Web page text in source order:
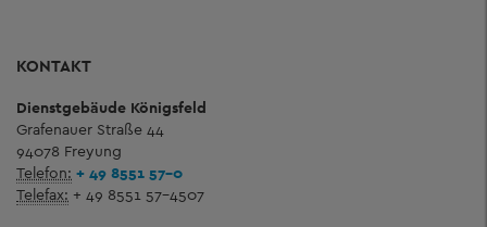
KONTAKT
Dienstgebäude Königsfeld
Grafenauer Straße 44
94078 Freyung
Telefon: + 49 8551 57-0
Telefax: + 49 8551 57-4507